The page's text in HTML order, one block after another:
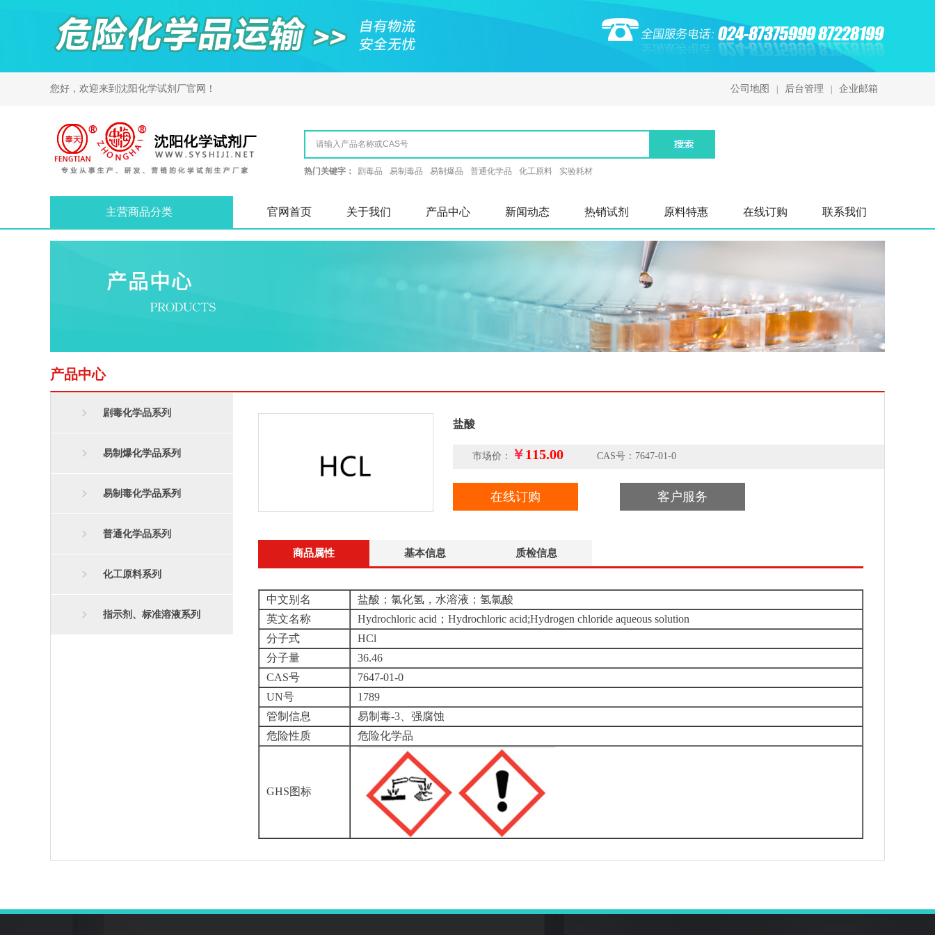
您好，欢迎来到 沈阳化学试剂厂官网！ 公司地图 后台管理 企业邮箱
热门关键字： 剧毒品 易制毒品 易制爆品 普通化学品 化工原料 实验耗材
主营商品分类 官网首页 关于我们 产品中心 新闻动态 热销试剂 原料特惠 在线订购 联系我们
产品中心
剧毒化学品系列
易制爆化学品系列
易制毒化学品系列
普通化学品系列
化工原料系列
指示剂、标准溶液系列
盐酸
市场价： ￥115.00CAS号：7647-01-0
在线订购 客户服务
商品属性 基本信息 质检信息
中文别名
盐酸；氯化氢，水溶液；氢氯酸
英文名称
Hydrochloric acid；Hydrochloric acid;Hydrogen chloride aqueous solution
分子式
HCl
分子量
36.46
CAS号
7647-01-0
UN号
1789
管制信息
易制毒-3、强腐蚀
危险性质
危险化学品
GHS图标